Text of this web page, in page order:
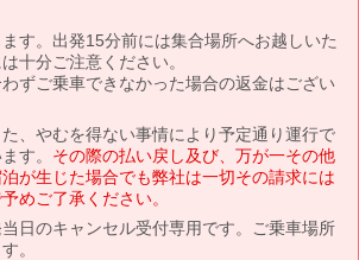
す。出発15分前には集合場所へお越しいた
十分ご注意ください。
ずご乗車できなかった場合の返金はござい
、やむを得ない事情により予定通り運行で
す。 その際の払い戻し及び、万が一その他
が生じた場合でも弊社は一切その請求には
めご了承ください。
日のキャンセル受付専用です。ご乗車場所
。